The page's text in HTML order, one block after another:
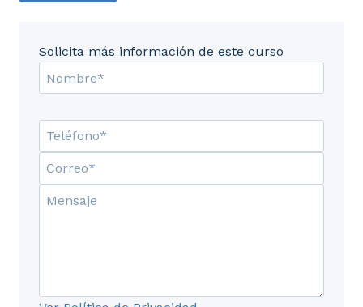
Solicita más información de este curso